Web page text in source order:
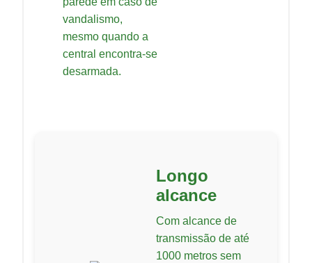
vandalismo,
mesmo quando a
central encontra-se
desarmada.
Longo
alcance
Com alcance de
transmissão de até
1000 metros sem